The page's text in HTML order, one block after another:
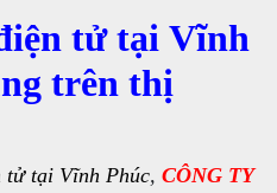
tử tại Vĩnh
trên thị
tử tại Vĩnh Phúc, CÔNG TY